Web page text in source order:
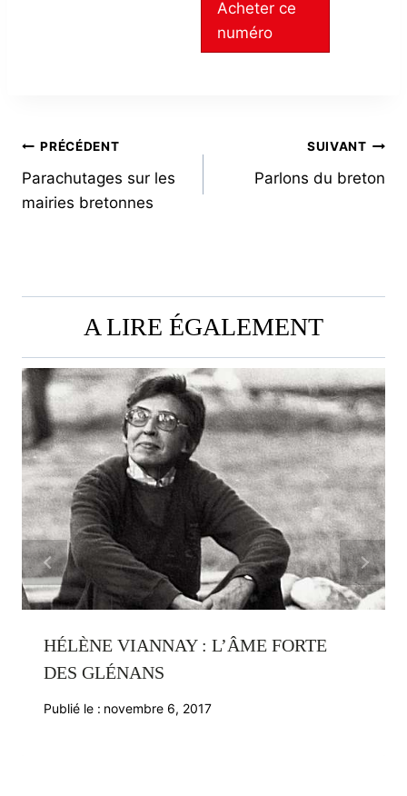
Acheter ce
numéro
NAVIGATION
DE
PRÉCÉDENT
Parachutages sur les
mairies bretonnes
SUIVANT
Parlons du breton
A LIRE ÉGALEMENT
HÉLÈNE VIANNAY : L’ÂME FORTE
DES GLÉNANS
Publié le : novembre 6, 2017